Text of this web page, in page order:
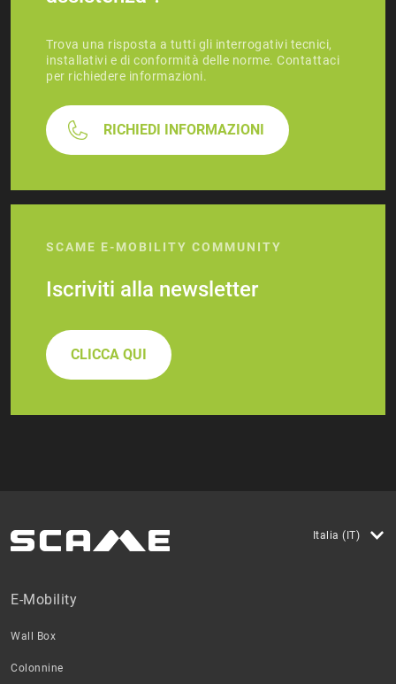
Trova una risposta a tutti gli interrogativi tecnici,
installativi e di conformità delle norme. Contattaci
per richiedere informazioni.
RICHIEDI INFORMAZIONI
SCAME E-MOBILITY COMMUNITY
Iscriviti alla newsletter
CLICCA QUI
Italia (IT)
E-Mobility
Wall Box
Colonnine